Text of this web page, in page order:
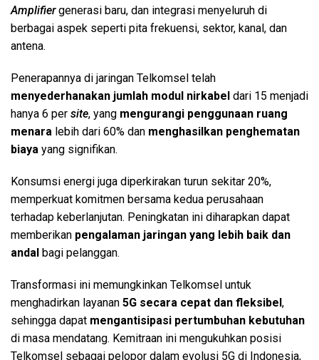
Amplifiergenerasi baru, dan integrasi menyeluruh di
berbagai aspek seperti pita frekuensi, sektor, kanal, dan
antena.
Penerapannya di jaringan Telkomsel telah
menyederhanakan jumlah modul nirkabel dari 15 menjadi
hanya 6 per site, yang mengurangi penggunaan ruang
menara lebih dari 60% dan menghasilkan penghematan
biaya yang signifikan.
Konsumsi energi juga diperkirakan turun sekitar 20%,
memperkuat komitmen bersama kedua perusahaan
terhadap keberlanjutan. Peningkatan ini diharapkan dapat
memberikan pengalaman jaringan yang lebih baik dan
andal bagi pelanggan.
Transformasi ini memungkinkan Telkomsel untuk
menghadirkan layanan 5G secara cepat dan fleksibel,
sehingga dapat mengantisipasi pertumbuhan kebutuhan
di masa mendatang. Kemitraan ini mengukuhkan posisi
Telkomsel sebagai pelopor dalam evolusi 5G di Indonesia,